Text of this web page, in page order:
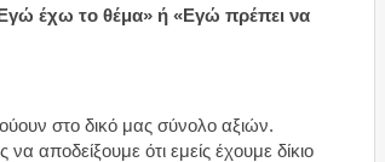
έχω το θέμα» ή «Εγώ πρέπει να
στο δικό μας σύνολο αξιών.
αποδείξουμε ότι εμείς έχουμε δίκιο